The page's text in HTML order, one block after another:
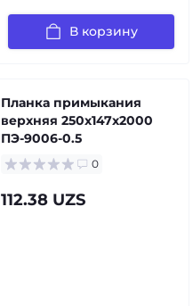
В корзину
Планка примыкания
верхняя 250х147х2000
ПЭ-9006-0.5
0
112.38 UZS